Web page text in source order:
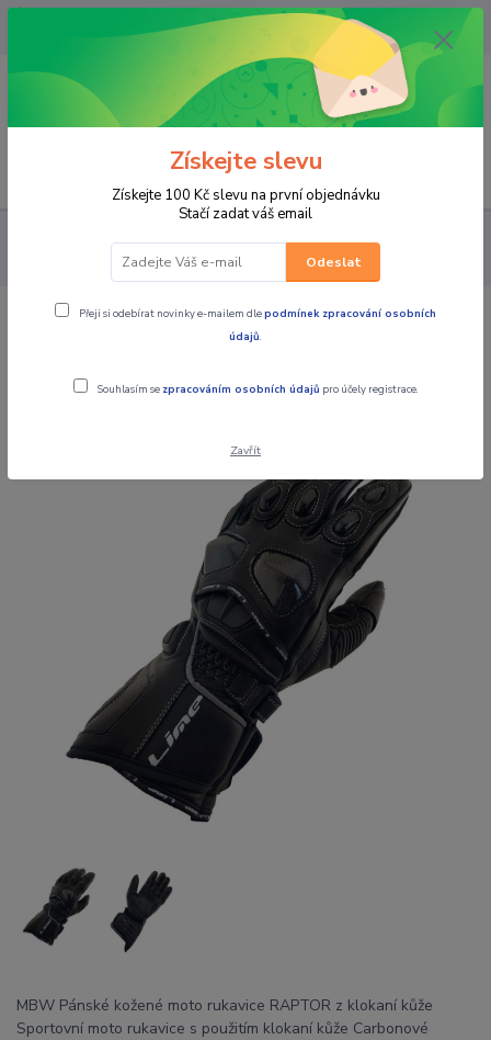
OPAVA 733537099/HLUČÍN
734541648/OLOMOUC 734593593
0,00 CZK
PRO JEZDCE RUKAVICE PÁNSKÉ KOŽENÉ
MBW Pánské
kožené moto rukavice RAPTOR z klokaní kůže
MBW Pánské kožené moto rukavice
MBW Pánské kožené moto rukavice RAPTOR z klokaní kůže
Sportovní moto rukavice s použitím klokaní kůže Carbonové
Získejte slevu
Získejte 100 Kč slevu na první objednávku
Stačí zadat váš email
Odeslat
Přeji si odebírat novinky e-mailem dlepodmínek zpracování osobních
údajů.
Souhlasím se zpracováním osobních údajů pro účely registrace.
Zavřít